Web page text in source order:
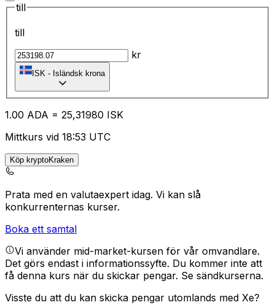
till
till
kr
ISK - Isländsk krona
1.00 ADA = 25,31980 ISK
Mittkurs vid 18:53 UTC
Köp kryptoKraken
Prata med en valutaexpert idag. Vi kan slå
konkurrenternas kurser.
Boka ett samtal
Vi använder mid-market-kursen för vår omvandlare.
Det görs endast i informationssyfte. Du kommer inte att
få denna kurs när du skickar pengar. Se sändkurserna.
Visste du att du kan skicka pengar utomlands med Xe?